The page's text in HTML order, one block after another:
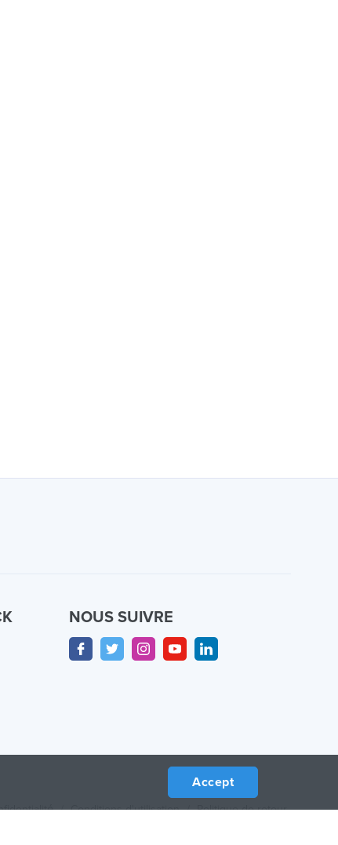
NOUS SUIVRE
/ Conditions d'utilisation / Politique de retour
Accept